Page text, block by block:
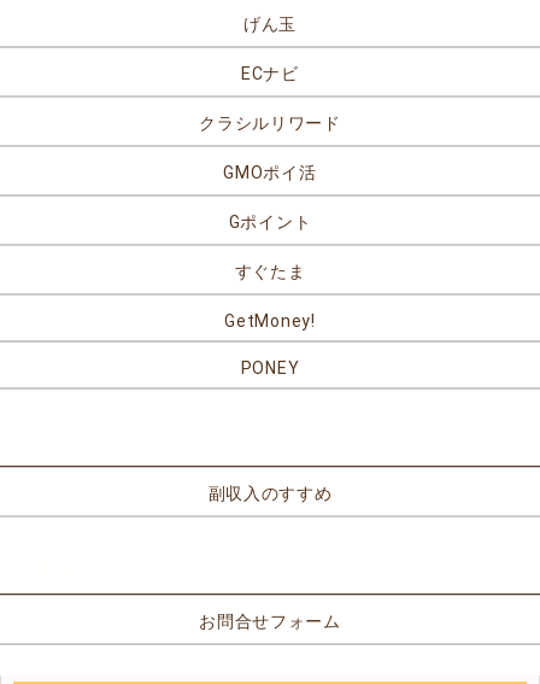
げん玉
ECナビ
クラシルリワード
GMOポイ活
Gポイント
すぐたま
GetMoney!
PONEY
副収入のすすめ
お問合せフォーム